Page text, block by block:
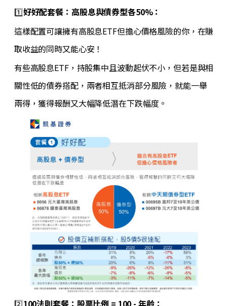
1️⃣好好配套餐：高股息與債券型各50%：
這樣配置可讓擁有高股息ETF但擔心價格風險的你，在賺
取收益的同時又能心安！
有些高股息ETF，持股集中且波動起伏不小，但若是與相
關性低的債券搭配，兩者相互抵消部分風險，就能一舉
兩得，獲得報酬又大幅降低潛在下跌幅度。